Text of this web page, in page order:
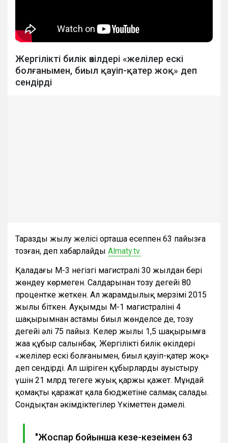
Жергілікті билік өкілдері «желілер ескі
болғанымен, биыл қауіп-қатер жоқ» деп
сендірді
Тараздың жылу желісі орташа есеппен 63 пайызға
тозған, деп хабарлайды Almaty.tv.
Қаладағы М-3 негізгі магистралі 30 жылдан бері
жөндеу көрмеген. Салдарынан тозу деңгейі 80
процентке жеткен. Ал жарамдылық мерзімі 2015
жылы біткен. Ауқымды М-1 магистралінің 4
шақырымнан астамы биыл жөнделсе де, тозу
деңгейі әлі 75 пайыз. Келер жылы 1,5 шақырымға
жаңа құбыр салынбақ. Жергілікті билік өкілдері
«желілер ескі болғанымен, биыл қауіп-қатер жоқ»
деп сендірді. Ал шіріген құбырларды ауыстыру
үшін 21 млрд теңгеге жуық қаржы қажет. Мұндай
қомақты қаражат қала бюджетіне салмақ салады.
Сондықтан әкімдіктегілер Үкіметтен дәмелі.
"Жоспар бойынша кезең-кезеңімен 63